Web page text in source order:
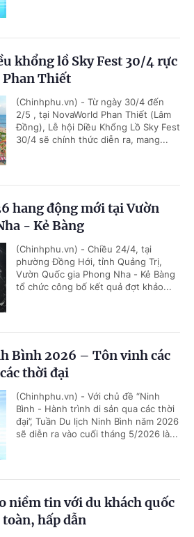
khổng lồ Sky Fest 30/4 rực
Thiết
(Chinhphu.vn) - Từ ngày 30/4 đến
2/5 , tại NovaWorld Phan Thiết (Lâm
Đồng), Lễ hội Diều Khổng Lồ Sky Fest
30/4 sẽ chính thức diễn ra, mang...
hang động mới tại Vườn
- Kẻ Bàng
(Chinhphu.vn) - Chiều 24/4, tại
phường Đồng Hới, tỉnh Quảng Trị,
Vườn Quốc gia Phong Nha - Kẻ Bàng
tổ chức công bố kết quả đợt khảo...
Bình 2026 – Tôn vinh các
thời đại
(Chinhphu.vn) - Với chủ đề “Ninh
Bình - Hành trình di sản qua các thời
đại”, Tuần Du lịch Ninh Bình năm 2026
sẽ diễn ra vào cuối tháng 5/2026 là...
niềm tin với du khách quốc
hấp dẫn